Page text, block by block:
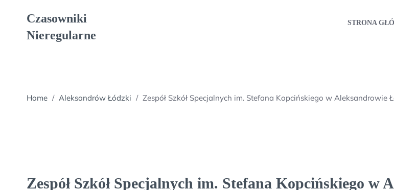
Czasowniki
Nieregularne
STRONA
Home / Aleksandrów Łódzki / Zespół Szkół Specjalnych im. Stefana Kopcińskiego w Aleksandrowie
Zespół Szkół Specjalnych im. Stefana Kopcińskiego w